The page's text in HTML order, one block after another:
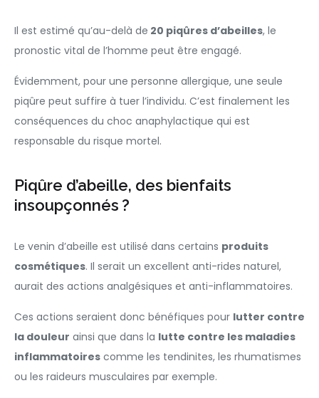
Il est estimé qu’au-delà de 20 piqûres d’abeilles, le
pronostic vital de l’homme peut être engagé.
Évidemment, pour une personne allergique, une seule
piqûre peut suffire à tuer l’individu. C’est finalement les
conséquences du choc anaphylactique qui est
responsable du risque mortel.
Piqûre d’abeille, des bienfaits
insoupçonnés ?
Le venin d’abeille est utilisé dans certains produits
cosmétiques. Il serait un excellent anti-rides naturel,
aurait des actions analgésiques et anti-inflammatoires.
Ces actions seraient donc bénéfiques pour lutter contre
la douleur ainsi que dans la lutte contre les maladies
inflammatoires comme les tendinites, les rhumatismes
ou les raideurs musculaires par exemple.